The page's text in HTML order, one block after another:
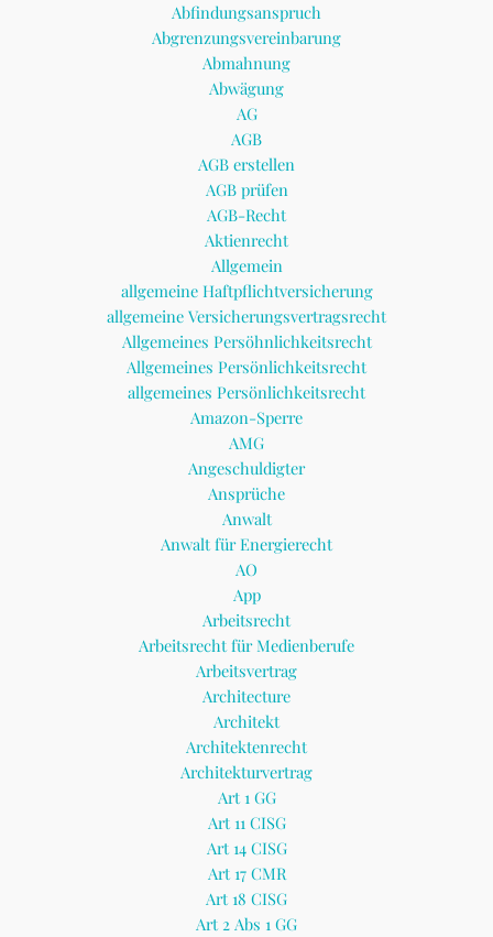
Abfindungsanspruch
Abgrenzungsvereinbarung
Abmahnung
Abwägung
AG
AGB
AGB erstellen
AGB prüfen
AGB-Recht
Aktienrecht
Allgemein
allgemeine Haftpflichtversicherung
allgemeine Versicherungsvertragsrecht
Allgemeines Persöhnlichkeitsrecht
Allgemeines Persönlichkeitsrecht
allgemeines Persönlichkeitsrecht
Amazon-Sperre
AMG
Angeschuldigter
Ansprüche
Anwalt
Anwalt für Energierecht
AO
App
Arbeitsrecht
Arbeitsrecht für Medienberufe
Arbeitsvertrag
Architecture
Architekt
Architektenrecht
Architekturvertrag
Art 1 GG
Art 11 CISG
Art 14 CISG
Art 17 CMR
Art 18 CISG
Art 2 Abs 1 GG